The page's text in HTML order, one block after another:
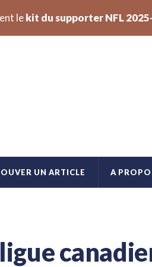
lekit du supporter NFL
UN ARTICLE A